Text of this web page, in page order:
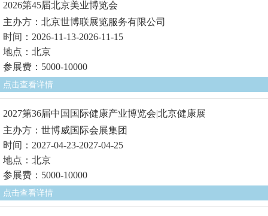
2026第45届北京美业博览会
主办方：北京世博联展览服务有限公司
时间：2026-11-13-2026-11-15
地点：北京
参展费：5000-10000
点击查看详情
2027第36届中国国际健康产业博览会|北京健康展
主办方：世博威国际会展集团
时间：2027-04-23-2027-04-25
地点：北京
参展费：5000-10000
点击查看详情